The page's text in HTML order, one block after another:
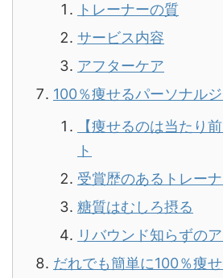
トレーナーの質
サービス内容
アフターケア
100％痩せるパーソナル
【痩せるのは当たり
ト
受賞歴のあるトレー
糖質はむしろ摂る
リバウンド知らずの
だれでも簡単に100％痩